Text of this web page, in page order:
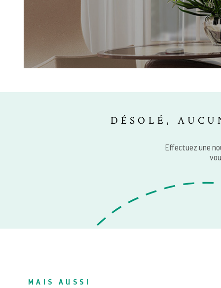
DÉSOLÉ,
Effectuez une
MAIS AUSSI